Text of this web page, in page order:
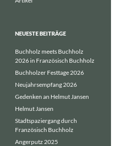
NEUESTE BEITRÄGE
Buchholz meets Buchholz
2026 in Französisch Buchholz
Buchholzer Festtage 2026
Neujahrsempfang 2026
Gedenken an Helmut Jansen
Helmut Jansen
Stadtspaziergang durch
Französisch Buchholz
Angerputz 2025